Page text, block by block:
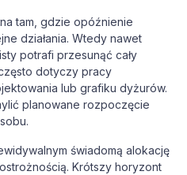
tam, gdzie opóźnienie
działania. Wtedy nawet
potrafi przesunąć cały
dotyczy pracy
lub grafiku dyżurów.
planowane rozpoczęcie
świadomą alokację
Krótszy horyzont